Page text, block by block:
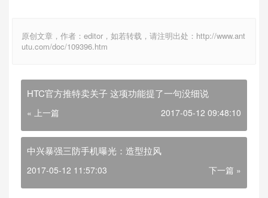
原创文章，作者：editor，如若转载，请注明出处：http://www.ant
utu.com/doc/109396.htm
HTC官方推特卖关子 这项功能提了一句没细说
« 上一篇 2017-05-12 09:48:10
中兴暴强三防手机曝光：造型拉风
2017-05-12 11:57:03 下一篇 »